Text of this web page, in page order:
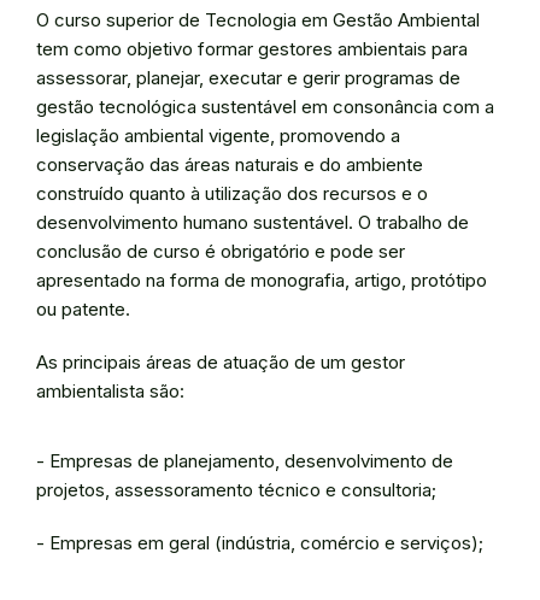
O curso superior de Tecnologia em Gestão Ambiental
tem como objetivo formar gestores ambientais para
assessorar, planejar, executar e gerir programas de
gestão tecnológica sustentável em consonância com a
legislação ambiental vigente, promovendo a
conservação das áreas naturais e do ambiente
construído quanto à utilização dos recursos e o
desenvolvimento humano sustentável. O trabalho de
conclusão de curso é obrigatório e pode ser
apresentado na forma de monografia, artigo, protótipo
ou patente.
As principais áreas de atuação de um gestor
ambientalista são:
- Empresas de planejamento, desenvolvimento de
projetos, assessoramento técnico e consultoria;
- Empresas em geral (indústria, comércio e serviços);